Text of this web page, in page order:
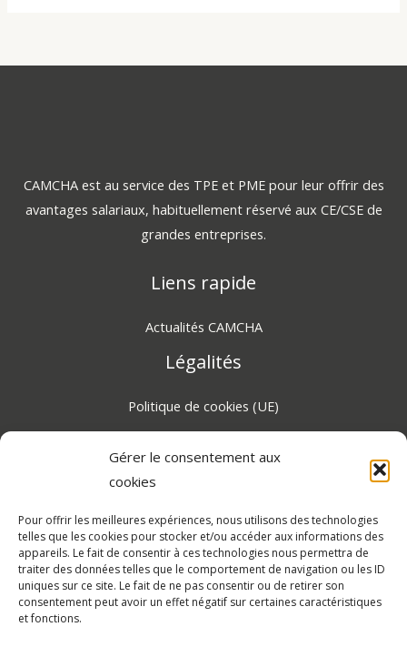
Gérer le consentement aux
cookies
Pour offrir les meilleures expériences, nous utilisons des technologies
telles que les cookies pour stocker et/ou accéder aux informations des
appareils. Le fait de consentir à ces technologies nous permettra de
traiter des données telles que le comportement de navigation ou les ID
uniques sur ce site. Le fait de ne pas consentir ou de retirer son
consentement peut avoir un effet négatif sur certaines caractéristiques
et fonctions.
CAMCHA est au service des TPE et PME pour leur offrir des
avantages salariaux, habituellement réservé aux CE/CSE de
grandes entreprises.
Liens rapide
Actualités CAMCHA
Légalités
Politique de cookies (UE)
Certifié RGPD 2026, protection des données
Dialoguons !
Retrouvez-nous sur les réseaux sociaux et partagez vos
experiences avec CAMCHA.